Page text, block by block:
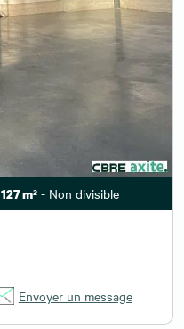
127 m² - Non divisible
Envoyer un message